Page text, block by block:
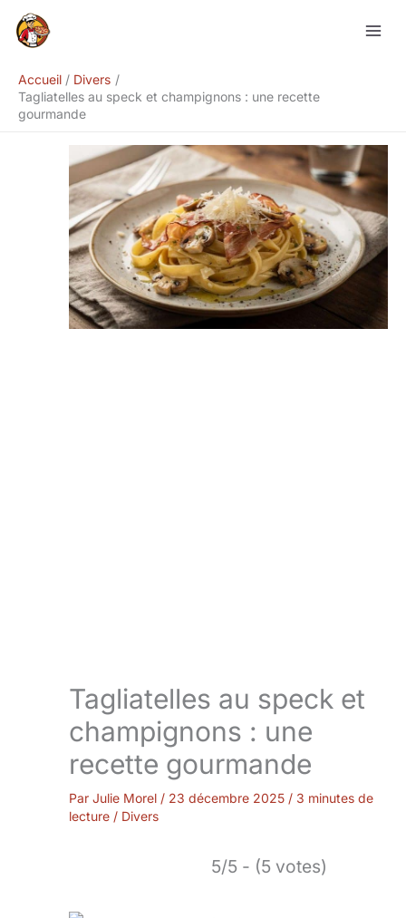
Accueil
Divers
Tagliatelles au speck et champignons : une recette
gourmande
Tagliatelles au speck et
champignons : une
recette gourmande
Par Julie Morel / 23 décembre 2025 / 3 minutes de
lecture / Divers
5/5 - (5 votes)
Rechercher